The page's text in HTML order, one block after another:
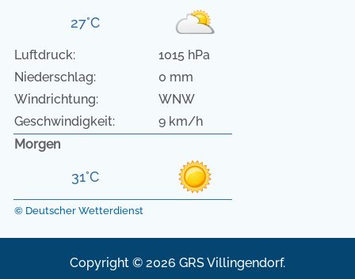
27°C
Luftdruck:
1015 hPa
Niederschlag:
0 mm
Windrichtung:
WNW
Geschwindigkeit:
9 km/h
Morgen
31°C
© Deutscher Wetterdienst
Copyright © 2026 GRS Villingendorf.